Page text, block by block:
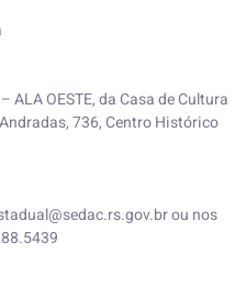
ALA OESTE, da Casa de Cultura
736, Centro Histórico
ou nos